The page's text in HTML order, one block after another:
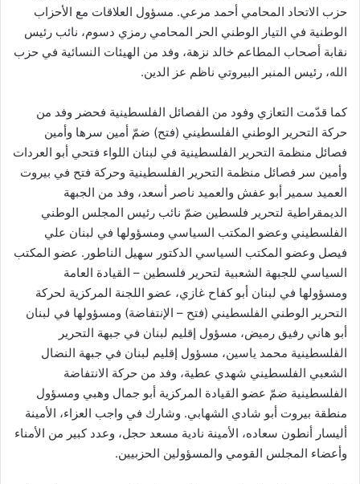
حزب الاتحاد المحامي أحمد مرعي. مسؤول العلاقات مع الأحزاب
الوطنية في التيار الوطني الحر المحامي رمزي دسوم، نائب رئيس
نقابة أصحاب المطاعم خالد نزهة، وفد من الهيئات النسائية في حزب
الله، رئيس المنبر البيروتي ناظم عز الدين.
كما قدّمت التعازي وفود من الفصائل الفلسطينية فحضر وفد من
حركة التحرير الوطني الفلسطيني (فتح) ضمّ أمين سرها وأمين
فصائل منظمة التحرير الفلسطينية في لبنان اللواء فتحي أبو العردات
وأمين سر فصائل منظمة التحرير الفلسطينية وحركة فتح في بيروت
العميد سمير أبو عفش والعميد ناصر أسعد، وفد من الجبهة
الديمقراطية لتحرير فلسطين ضمّ نائب رئيس المجلس الوطني
الفلسطيني وعضو المكتب السياسي ومسؤولها في لبنان علي
فيصل وعضو المكتب السياسي الدكتور سهيل الناطور. عضو المكتب
السياسي للجبهة الشعبية لتحرير فلسطين – القيادة العامة
ومسؤولها في لبنان أبو كفاح غازي، عضو اللجنة المركزية لحركة
التحرير الوطني الفلسطيني (فتح – الإنتفاضة) ومسؤولها في لبنان
أبو هاني رفيق رميض، مسؤول إقليم لبنان في جبهة التحرير
الفلسطينية محمد ياسين، مسؤول إقليم لبنان في جبهة النضال
الشعبي الفلسطيني شهدي عطية، وفد من حركة الانتفاضة
الفلسطينية ضمّ عضو القيادة المركزية أبو جمال وهبي ومسؤول
منطقة بيروت أبو شادي الشهابي. وشارك في واجب العزاء، الأمينة
أليسار أنطون سعاده، الأمينة نادية مسعد حجل، وعدد كبير من الأمناء
وأعضاء المجلس القومي والمسؤولين الحزبيين.